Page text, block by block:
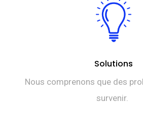
Solutions
Nous comprenons que des
survenir.